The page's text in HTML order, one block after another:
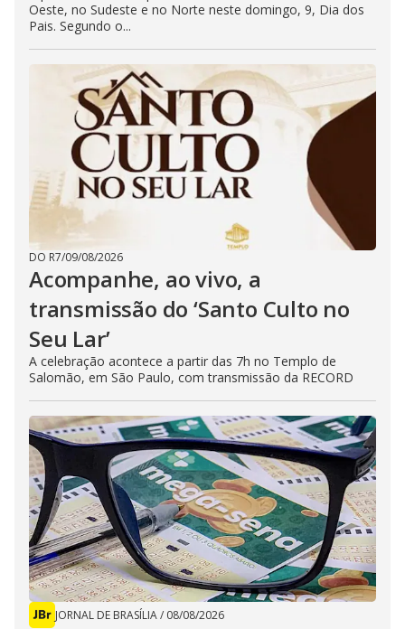
Oeste, no Sudeste e no Norte neste domingo, 9, Dia dos
Pais. Segundo o...
DO R7/09/08/2026
Acompanhe, ao vivo, a
transmissão do ‘Santo Culto no
Seu Lar’
A celebração acontece a partir das 7h no Templo de
Salomão, em São Paulo, com transmissão da RECORD
JORNAL DE BRASÍLIA/ 08/08/2026